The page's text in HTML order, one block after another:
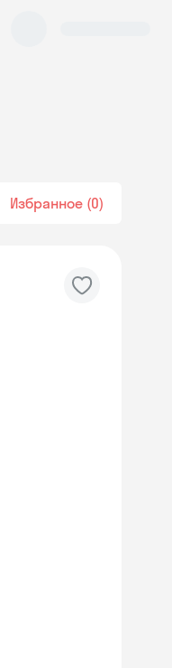
Избранное 0